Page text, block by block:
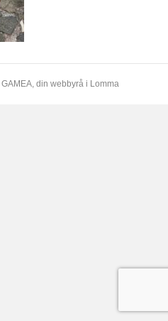
GAMEA, din webbyrå i Lomma